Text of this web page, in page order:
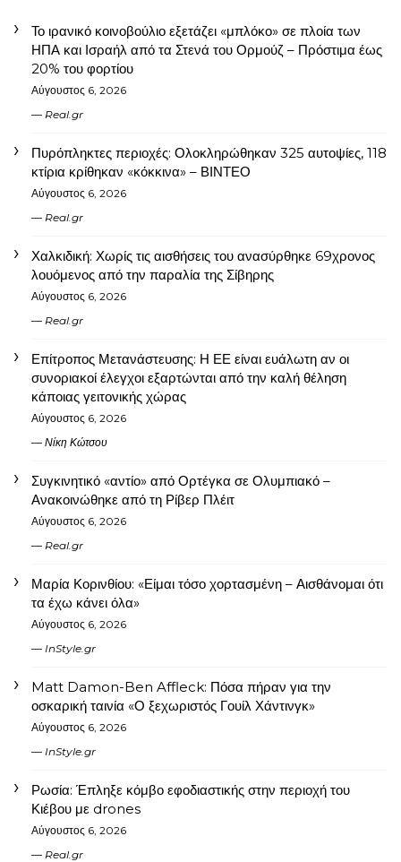
Το ιρανικό κοινοβούλιο εξετάζει «μπλόκο» σε πλοία των
ΗΠΑ και Ισραήλ από τα Στενά του Ορμούζ – Πρόστιμα έως
20% του φορτίου
Αύγουστος 6, 2026
Real.gr
Πυρόπληκτες περιοχές: Ολοκληρώθηκαν 325 αυτοψίες, 118
κτίρια κρίθηκαν «κόκκινα» – ΒΙΝΤΕΟ
Αύγουστος 6, 2026
Real.gr
Χαλκιδική: Χωρίς τις αισθήσεις του ανασύρθηκε 69χρονος
λουόμενος από την παραλία της Σίβηρης
Αύγουστος 6, 2026
Real.gr
Επίτροπος Μετανάστευσης: Η ΕΕ είναι ευάλωτη αν οι
συνοριακοί έλεγχοι εξαρτώνται από την καλή θέληση
κάποιας γειτονικής χώρας
Αύγουστος 6, 2026
Νίκη Κώτσου
Συγκινητικό «αντίο» από Ορτέγκα σε Ολυμπιακό –
Ανακοινώθηκε από τη Ρίβερ Πλέιτ
Αύγουστος 6, 2026
Real.gr
Μαρία Κορινθίου: «Είμαι τόσο χορτασμένη – Αισθάνομαι ότι
τα έχω κάνει όλα»
Αύγουστος 6, 2026
InStyle.gr
Matt Damon-Ben Affleck: Πόσα πήραν για την
οσκαρική ταινία «Ο ξεχωριστός Γουίλ Χάντινγκ»
Αύγουστος 6, 2026
InStyle.gr
Ρωσία: Έπληξε κόμβο εφοδιαστικής στην περιοχή του
Κιέβου με drones
Αύγουστος 6, 2026
Real.gr